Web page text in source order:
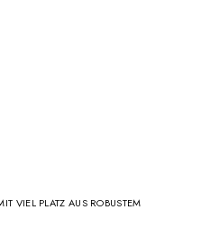
VIEL PLATZ AUS ROBUSTEM